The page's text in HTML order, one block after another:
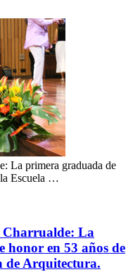
La primera graduada de
la Escuela …
Charrualde: La
honor en 53 años de
de Arquitectura.